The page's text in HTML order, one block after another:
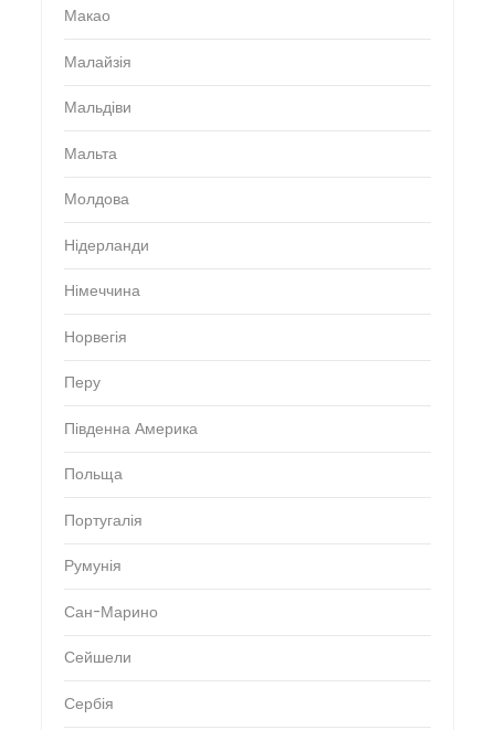
Макао
Малайзія
Мальдіви
Мальта
Молдова
Нідерланди
Німеччина
Норвегія
Перу
Південна Америка
Польща
Португалія
Румунія
Сан-Марино
Сейшели
Сербія